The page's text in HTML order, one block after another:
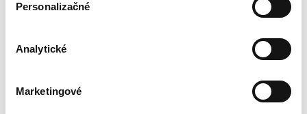
Personalizačné
Analytické
Marketingové
Zrušiť filtre